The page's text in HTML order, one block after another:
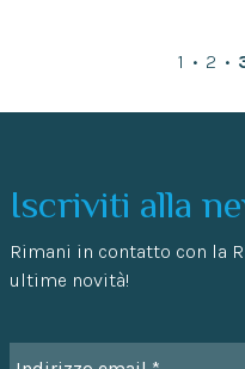
1 2
Iscriviti alla
Rimani in contatto con la
ultime novità!